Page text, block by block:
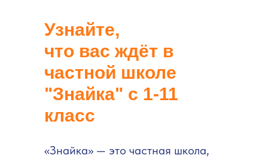
Узнайте,
что вас ждёт в
частной школе
"Знайка" с 1-11
класс
«Знайка» — это частная школа,